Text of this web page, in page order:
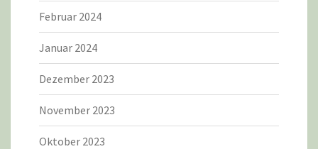
Februar 2024
Januar 2024
Dezember 2023
November 2023
Oktober 2023